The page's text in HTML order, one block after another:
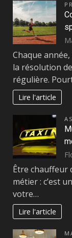
Chaque
la résolution
régulière.
Lire l'article
Être chauffeur
métier : c’est
votre…
Lire l'article